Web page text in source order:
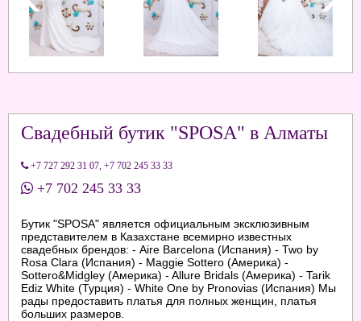
Свадебный бутик "SPOSA" в Алматы
+7 727 292 31 07 +7 702 245 33 33
+7 702 245 33 33
Бутик "SPOSA" является официальным эксклюзивным
представителем в Казахстане всемирно известных
свадебных брендов: - Aire Barcelona (Испания) - Two by
Rosa Clara (Испания) - Maggie Sottero (Америка) -
Sottero&Midgley (Америка) - Allure Bridals (Америка) - Tarik
Ediz White (Турция) - White One by Pronovias (Испания) Мы
рады предоставить платья для полных женщин, платья
больших размеров.